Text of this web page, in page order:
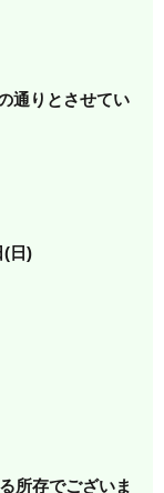
通りとさせてい
(日)
所存でございま